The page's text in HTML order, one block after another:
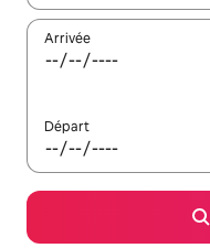
Arrivée
Départ